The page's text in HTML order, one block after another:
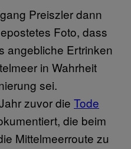
Preiszler dann
Foto, dass
angebliche Ertrinken
in Wahrheit
sei.
zuvor die Tode
die beim
Mittelmeerroute zu